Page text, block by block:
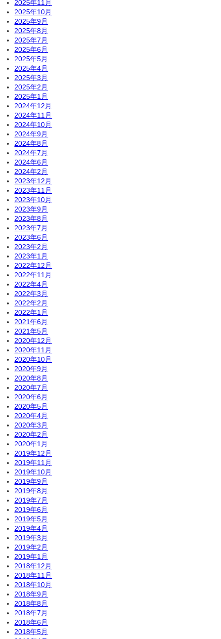
2025年11月
2025年10月
2025年9月
2025年8月
2025年7月
2025年6月
2025年5月
2025年4月
2025年3月
2025年2月
2025年1月
2024年12月
2024年11月
2024年10月
2024年9月
2024年8月
2024年7月
2024年6月
2024年2月
2023年12月
2023年11月
2023年10月
2023年9月
2023年8月
2023年7月
2023年6月
2023年2月
2023年1月
2022年12月
2022年11月
2022年4月
2022年3月
2022年2月
2022年1月
2021年6月
2021年5月
2020年12月
2020年11月
2020年10月
2020年9月
2020年8月
2020年7月
2020年6月
2020年5月
2020年4月
2020年3月
2020年2月
2020年1月
2019年12月
2019年11月
2019年10月
2019年9月
2019年8月
2019年7月
2019年6月
2019年5月
2019年4月
2019年3月
2019年2月
2019年1月
2018年12月
2018年11月
2018年10月
2018年9月
2018年8月
2018年7月
2018年6月
2018年5月